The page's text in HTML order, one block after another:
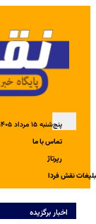
پنج‌شنبه ۱۵ مرداد ۱۴۰۵
تماس با ما
رپرتاژ
نقش فردا
اخبار برگزیده